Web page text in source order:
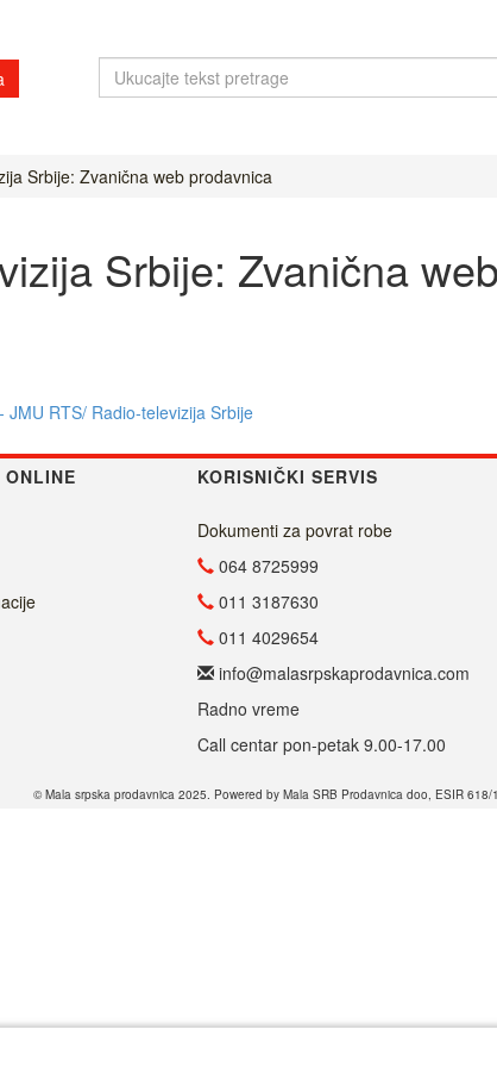
Srbije: Zvanična web prodavnica
Srbije: Zvanična
JMU RTS/ Radio-televizija Srbije
ONLINE KORISNIČKI SERVIS
Dokumenti za povrat robe
064 8725999
011 3187630
011 4029654
info@malasrpskaprodavnica.com
Radno vreme
Call centar pon-petak 9.00-17.00
© Mala srpska prodavnica 2025. Powered by Mala SRB Prodavnica doo, ESIR 618/